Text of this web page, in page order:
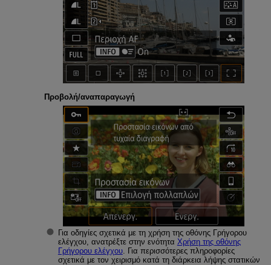
Προβολή/αναπαραγωγή
Για οδηγίες σχετικά με τη χρήση της οθόνης Γρήγορου
ελέγχου, ανατρέξτε στην ενότητα Χρήση της οθόνης
Γρήγορου ελέγχου. Για περισσότερες πληροφορίες
σχετικά με τον χειρισμό κατά τη διάρκεια λήψης στατικών